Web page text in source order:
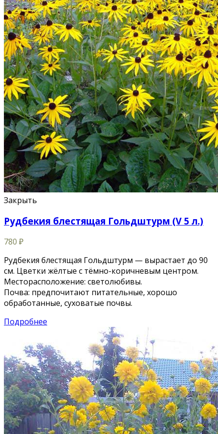
Закрыть
Рудбекия блестящая Гольдштурм (V 5 л.)
780 ₽
Рудбекия блестящая Гольдштурм — вырастает до 90
см. Цветки жёлтые с тёмно-коричневым центром.
Месторасположение: светолюбивы.
Почва: предпочитают питательные, хорошо
обработанные, суховатые почвы.
Подробнее